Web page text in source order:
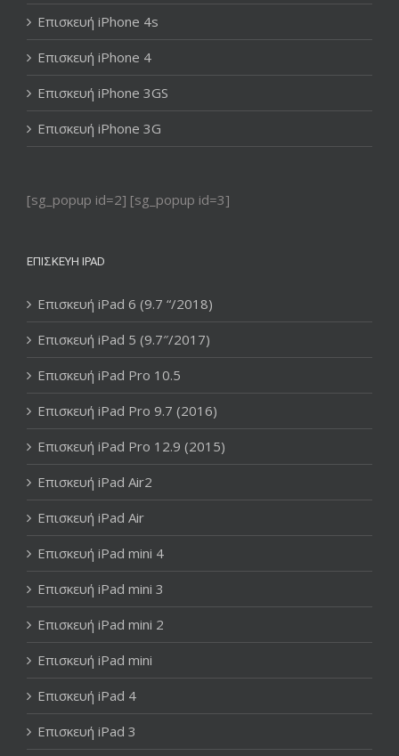
Επισκευή iPhone 4s
Επισκευή iPhone 4
Επισκευή iPhone 3GS
Επισκευή iPhone 3G
[sg_popup id=2] [sg_popup id=3]
ΕΠΙΣΚΕΥΉ IPAD
Επισκευή iPad 6 (9.7 “/2018)
Επισκευή iPad 5 (9.7″/2017)
Επισκευή iPad Pro 10.5
Επισκευή iPad Pro 9.7 (2016)
Επισκευή iPad Pro 12.9 (2015)
Επισκευή iPad Air2
Επισκευή iPad Air
Επισκευή iPad mini 4
Επισκευή iPad mini 3
Επισκευή iPad mini 2
Επισκευή iPad mini
Επισκευή iPad 4
Επισκευή iPad 3